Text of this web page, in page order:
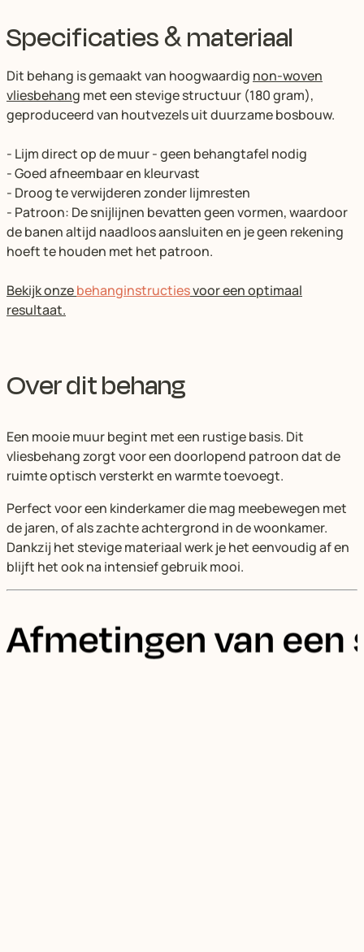
Specificaties & materiaal
Dit behang is gemaakt van hoogwaardig non-woven
vliesbehang met een stevige structuur (180 gram),
geproduceerd van houtvezels uit duurzame bosbouw.
- Lijm direct op de muur - geen behangtafel nodig
- Goed afneembaar en kleurvast
- Droog te verwijderen zonder lijmresten
- Patroon: De snijlijnen bevatten geen vormen, waardoor
de banen altijd naadloos aansluiten en je geen rekening
hoeft te houden met het patroon.
Bekijk onzebehanginstructiesvoor een optimaal
resultaat.
Over dit behang
Een mooie muur begint met een rustige basis. Dit
vliesbehang zorgt voor een doorlopend patroon dat de
ruimte optisch versterkt en warmte toevoegt.
Perfect voor een kinderkamer die mag meebewegen met
de jaren, of als zachte achtergrond in de woonkamer.
Dankzij het stevige materiaal werk je het eenvoudig af en
blijft het ook na intensief gebruik mooi.